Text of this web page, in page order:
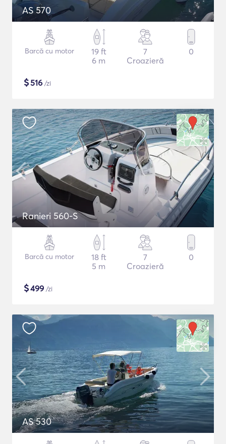
AS 570
Barcă cu motor
19 ft
6 m
7
Croazieră
0
$516 /zi
Ranieri 560-S
Barcă cu motor
18 ft
5 m
7
Croazieră
0
$499 /zi
AS 530